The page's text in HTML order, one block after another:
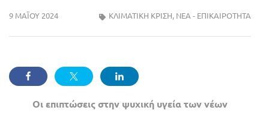
9 ΜΑΪ́ΟΥ 2024 ΚΛΙΜΑΤΙΚΗ ΚΡΙΣΗ, ΝΈΑ - ΕΠΙΚΑΙΡΌΤΗΤΑ
Οι επιπτώσεις στην ψυχική υγεία των νέων